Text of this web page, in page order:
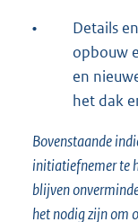
•
Details
opbouw
en
het dak
Bovenstaande
initiatiefnemer te
blijven
het nodig zijn om